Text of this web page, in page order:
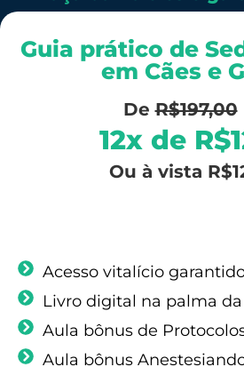
Guia prático de
em Cães e
DeR$197,00
12x de
Ou à vista
Acesso vitalício
Livro digital na palma
Aula bônus de
Aula bônus